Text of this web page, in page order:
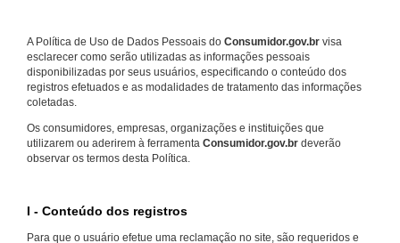
A Política de Uso de Dados Pessoais do Consumidor.gov.br visa
esclarecer como serão utilizadas as informações pessoais
disponibilizadas por seus usuários, especificando o conteúdo dos
registros efetuados e as modalidades de tratamento das informações
coletadas.
Os consumidores, empresas, organizações e instituições que
utilizarem ou aderirem à ferramenta Consumidor.gov.br deverão
observar os termos desta Política.
I - Conteúdo dos registros
Para que o usuário efetue uma reclamação no site, são requeridos e